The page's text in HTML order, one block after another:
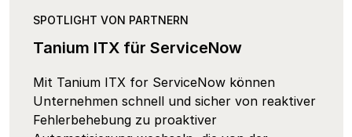
SPOTLIGHT VON PARTNERN
Tanium ITX für ServiceNow
Mit Tanium ITX for ServiceNow können
Unternehmen schnell und sicher von reaktiver
Fehlerbehebung zu proaktiver